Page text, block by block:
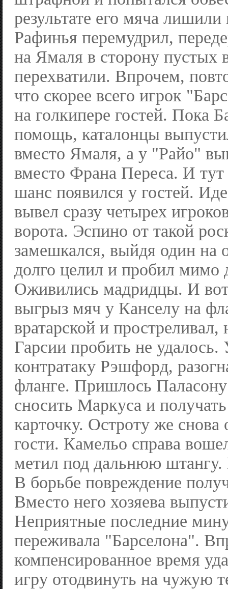
результате его мяча
Рафинья перемудрил,
на Ямаля в сторону пустых
перехватили. Впрочем,
что скорее всего игрок
на голкипере гостей. Пока
помощь, каталонцы
вместо Ямаля, а у "Райо"
вместо Франа Переса. И
шанс появился у гостей.
вывел сразу четырех
ворота. Эспино от такой
замешкался, выйдя один на
долго целил и пробил мимо
Оживились мадридцы. И
выгрыз мяч у Канселу на
вратарской и
Гарсии пробить не удалось.
контратаку Рэшфорд,
фланге. Пришлось Паласону
сносить Маркуса и
карточку. Остроту же снова
гости. Камельо справа
метил под дальнюю штангу.
В борьбе повреждение
Вместо него хозяева
Неприятные последние
переживала "Барселона".
компенсированное время
игру отодвинуть на чужую